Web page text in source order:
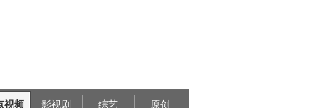
视频 影视剧 综艺 原创